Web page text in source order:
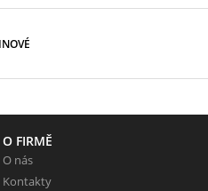
O FIRMĚ
O nás
Kontakty